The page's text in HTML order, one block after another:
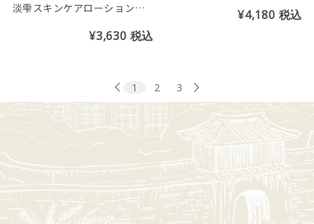
淡雫スキンケアローション
¥3,630 税込
¥4,180 税込
1 2 3